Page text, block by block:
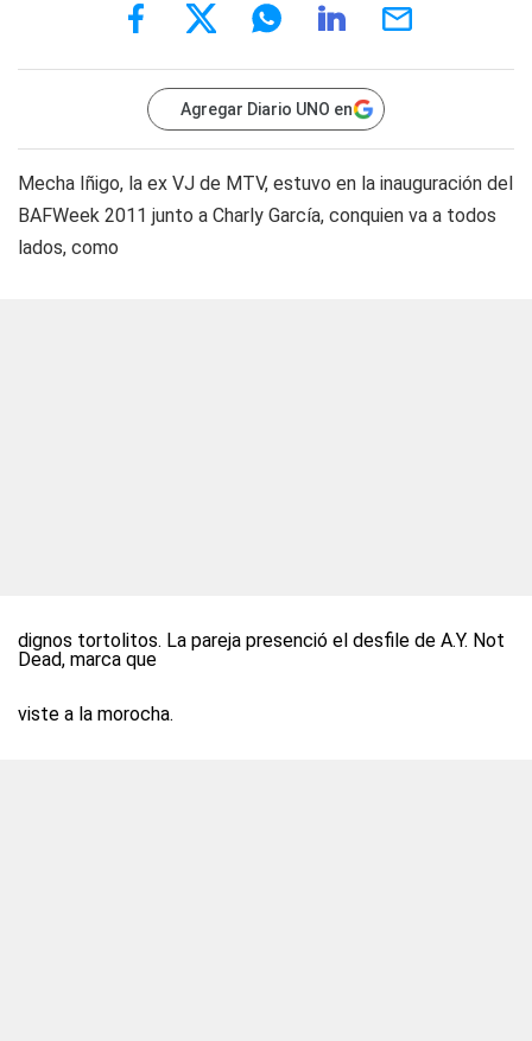
Agregar Diario UNO en
Mecha Iñigo, la ex VJ de MTV, estuvo en la inauguración del
BAFWeek 2011 junto a Charly García, conquien va a todos
lados, como
dignos tortolitos. La pareja presenció el desfile de A.Y. Not
Dead, marca que
viste a la morocha.